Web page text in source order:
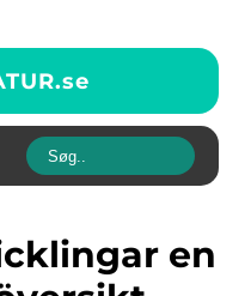
se